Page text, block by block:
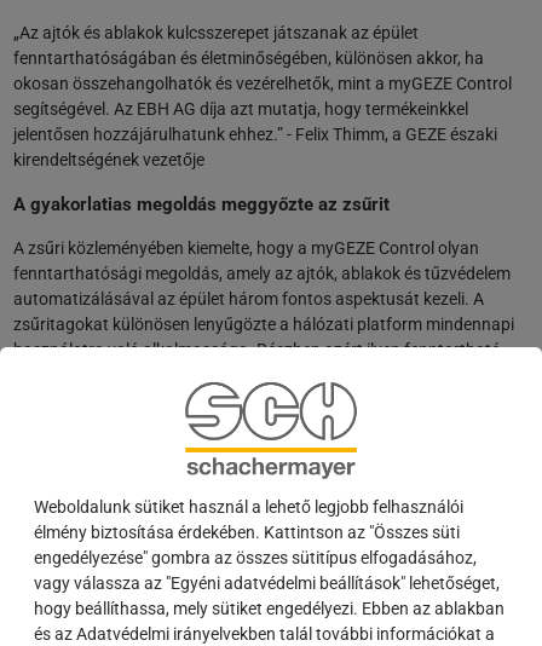
Weboldalunk sütiket használ a lehető legjobb felhasználói
élmény biztosítása érdekében. Kattintson az "Összes süti
engedélyezése" gombra az összes sütitípus elfogadásához,
vagy válassza az "Egyéni adatvédelmi beállítások" lehetőséget,
hogy beállíthassa, mely sütiket engedélyezi. Ebben az ablakban
és az Adatvédelmi irányelvekben talál további információkat a
„Az ajtók és ablakok kulcsszerepet játszanak az épület
fenntarthatóságában és életminőségében, különösen akkor, ha
okosan összehangolhatók és vezérelhetők, mint a myGEZE Control
segítségével. Az EBH AG díja azt mutatja, hogy termékeinkkel
jelentősen hozzájárulhatunk ehhez.” - Felix Thimm, a GEZE északi
kirendeltségének vezetője
A gyakorlatias megoldás meggyőzte az zsűrit
A zsűri közleményében kiemelte, hogy a myGEZE Control olyan
fenntarthatósági megoldás, amely az ajtók, ablakok és tűzvédelem
automatizálásával az épület három fontos aspektusát kezeli. A
zsűritagokat különösen lenyűgözte a hálózati platform mindennapi
használatra való alkalmassága. Részben azért ilyen fenntartható,
ablakok hálózatba kapcsolásához, ahelyett, hogy egy újabb
szabadalmaztatott rendszert vezetett volna be. Ez lehetővé teszi az
interoperábilis alkalmazások széles körét más alrészlegekkel, például
redőnyökkel, időjárás-állomásokkal, fűtéssel, szellőzéssel vagy
helyiségautomatizálással, amelyek olyan épületirányítási
rendszerekkel vezérelhetők, mint a myGEZE Visu. A 90 elérhető
pontból összesen 74 ponttal a GEZE kapta a legmagasabb
pontszámot az összes résztvevő közül az átfogó értékelésben.
Akár 30 százalékos energiamegtakarítás